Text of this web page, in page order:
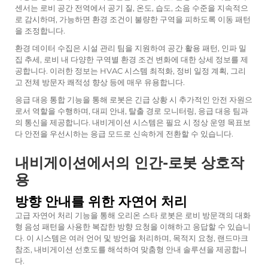
센서는 로비 공간 전역에서 공기 질, 온도, 습도, 소음 수준을 지속적으
로 감시하며, 가능하면 환경 조건이 불량한 구역을 피하도록 이동 패턴
을 조정합니다.
환경 데이터 수집은 시설 관리 팀을 지원하여 공간 활용 패턴, 인파 밀
집 추세, 로비 내 다양한 구역별 환경 조건 변화에 대한 상세 정보를 제
공합니다. 이러한 정보는 HVAC 시스템 최적화, 정비 일정 계획, 그리
고 전체 방문자 쾌적성 향상 등에 매우 유용합니다.
응급 대응 통합 기능을 통해 로봇은 긴급 상황 시 추가적인 안전 자원으
로서 역할을 수행하며, 대피 안내, 탈출 경로 모니터링, 응급 대응 팀과
의 통신을 제공합니다. 내비게이션 시스템은 필요 시 정상 운영 목표보
다 안전을 우선시하는 응급 모드로 신속하게 전환할 수 있습니다.
내비게이션에서의 인간-로봇 상호작
용
방향 안내를 위한 자연어 처리
고급 자연어 처리 기능을 통해 오리온 스타 로봇은 로비 방문객의 대화
형 음성 패턴을 사용한 복잡한 방향 요청을 이해하고 응답할 수 있습니
다. 이 시스템은 여러 언어 및 방언을 처리하며, 목적지 요청, 랜드마크
참조, 내비게이션 선호도를 해석하여 맞춤형 안내 솔루션을 제공합니
다.